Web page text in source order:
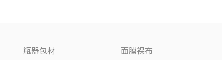
瓶器包材
面膜裸布